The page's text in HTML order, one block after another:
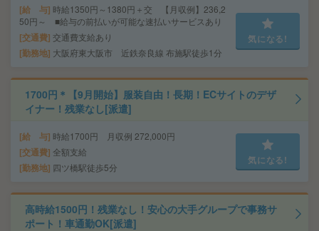
給 与 時給1350円～1380円＋交 【月収例】236,2
50円～ ■給与の前払いが可能な速払いサービスあり
交通費 交通費支給あり
勤務地 大阪府東大阪市 近鉄奈良線 布施駅徒歩1分
気になる!
1700円＊【9月開始】服装自由！長期！ECサイトのデザ
イナー！残業なし[派遣]
給 与 時給1700円 月収例 272,000円
交通費 全額支給
勤務地 四ツ橋駅徒歩5分
気になる!
高時給1500円！残業なし！安心の大手グループで事務サ
ポート！車通勤OK[派遣]